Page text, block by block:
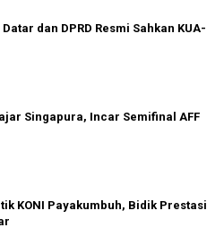
dan DPRD Resmi Sahkan KUA-
Singapura, Incar Semifinal AFF
KONI Payakumbuh, Bidik Prestasi